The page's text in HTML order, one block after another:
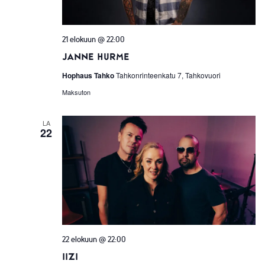
Janne Hurme
21 elokuun @ 22:00
Hophaus TahkoTahkonrinteenkatu 7, Tahkovuori
Maksuton
LA
22
Iizi
22 elokuun @ 22:00